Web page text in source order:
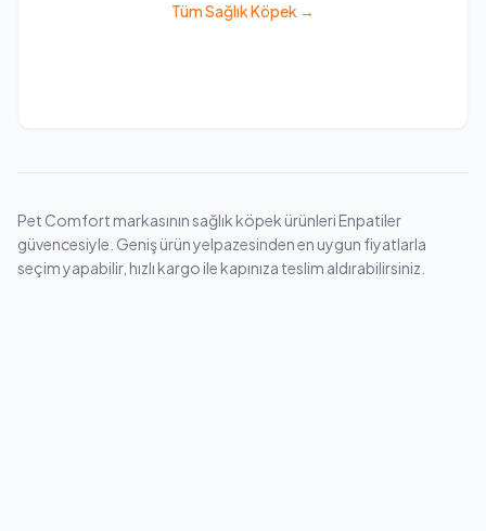
Tüm Sağlık Köpek →
Pet Comfort markasının sağlık köpek ürünleri Enpatiler
güvencesiyle. Geniş ürün yelpazesinden en uygun fiyatlarla
seçim yapabilir, hızlı kargo ile kapınıza teslim aldırabilirsiniz.